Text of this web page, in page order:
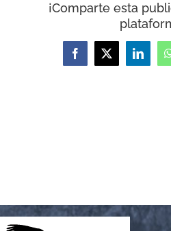
CONTACTO¡Comparte esta
Facebook
X